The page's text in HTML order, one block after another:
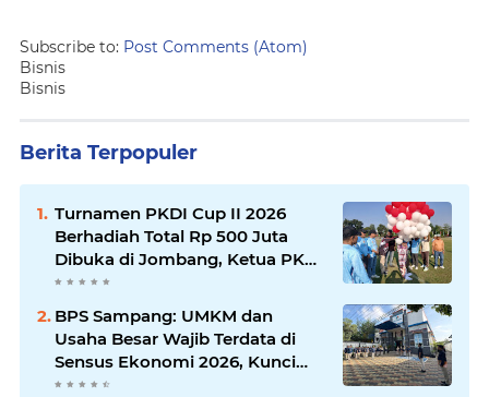
Subscribe to: Post Comments (Atom)
Bisnis
Bisnis
Berita Terpopuler
Turnamen PKDI Cup II 2026
Berhadiah Total Rp 500 Juta
Dibuka di Jombang, Ketua PKDI
Jatim Syaifullah Mahdi: Ajang
Komunikasi Antar-Kades untuk
Memajukan Desa
BPS Sampang: UMKM dan
Usaha Besar Wajib Terdata di
Sensus Ekonomi 2026, Kunci
Kebijakan Tepat Sasaran